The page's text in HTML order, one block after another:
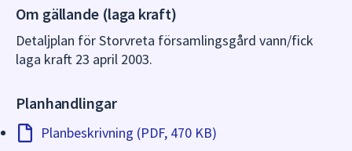
Om gällande (laga kraft)
Detaljplan för Storvreta församlingsgård vann/fick
laga kraft 23 april 2003.
Planhandlingar
Planbeskrivning (PDF, 470 KB)